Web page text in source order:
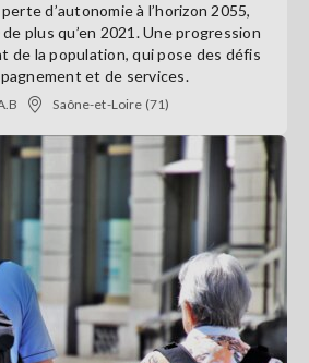
d’autonomie à l’horizon 2055,
plus qu’en 2021. Une progression
de la population, qui pose des défis
et de services.
Saône-et-Loire (71)